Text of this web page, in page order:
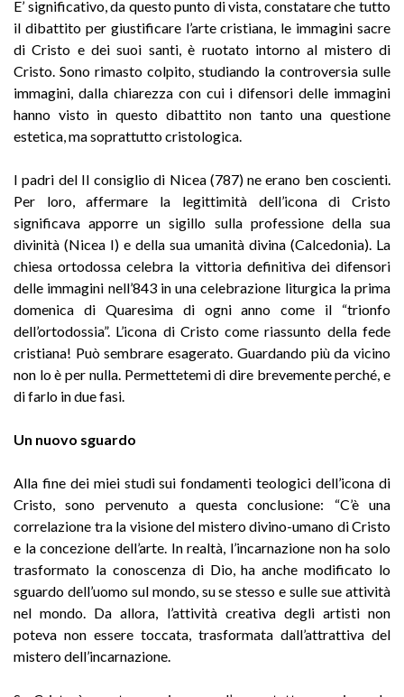
E’ significativo, da questo punto di vista, constatare che tutto
il dibattito per giustificare l’arte cristiana, le immagini sacre
di Cristo e dei suoi santi, è ruotato intorno al mistero di
Cristo. Sono rimasto colpito, studiando la controversia sulle
immagini, dalla chiarezza con cui i difensori delle immagini
hanno visto in questo dibattito non tanto una questione
estetica, ma soprattutto cristologica.
I padri del II consiglio di Nicea (787) ne erano ben coscienti.
Per loro, affermare la legittimità dell’icona di Cristo
significava apporre un sigillo sulla professione della sua
divinità (Nicea I) e della sua umanità divina (Calcedonia). La
chiesa ortodossa celebra la vittoria definitiva dei difensori
delle immagini nell’843 in una celebrazione liturgica la prima
domenica di Quaresima di ogni anno come il “trionfo
dell’ortodossia”. L’icona di Cristo come riassunto della fede
cristiana! Può sembrare esagerato. Guardando più da vicino
non lo è per nulla. Permettetemi di dire brevemente perché, e
di farlo in due fasi.
Un nuovo sguardo
Alla fine dei miei studi sui fondamenti teologici dell’icona di
Cristo, sono pervenuto a questa conclusione: “C’è una
correlazione tra la visione del mistero divino-umano di Cristo
e la concezione dell’arte. In realtà, l’incarnazione non ha solo
trasformato la conoscenza di Dio, ha anche modificato lo
sguardo dell’uomo sul mondo, su se stesso e sulle sue attività
nel mondo. Da allora, l’attività creativa degli artisti non
poteva non essere toccata, trasformata dall’attrattiva del
mistero dell’incarnazione.